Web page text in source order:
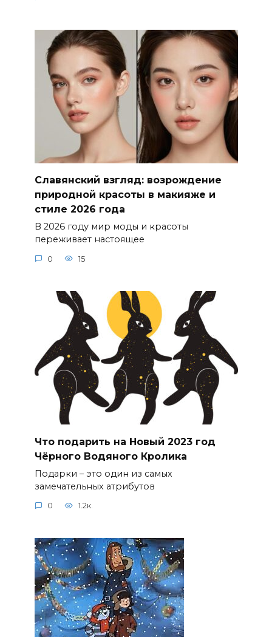
Славянский взгляд: возрождение
природной красоты в макияже и
стиле 2026 года
В 2026 году мир моды и красоты
переживает настоящее
0 15
Что подарить на Новый 2023 год
Чёрного Водяного Кролика
Подарки – это один из самых
замечательных атрибутов
0 1.2к.